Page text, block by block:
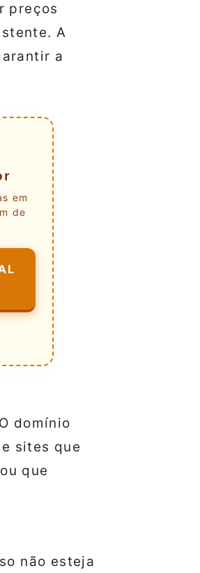
preços
A
a
em
de
domínio
sites que
que
não esteja